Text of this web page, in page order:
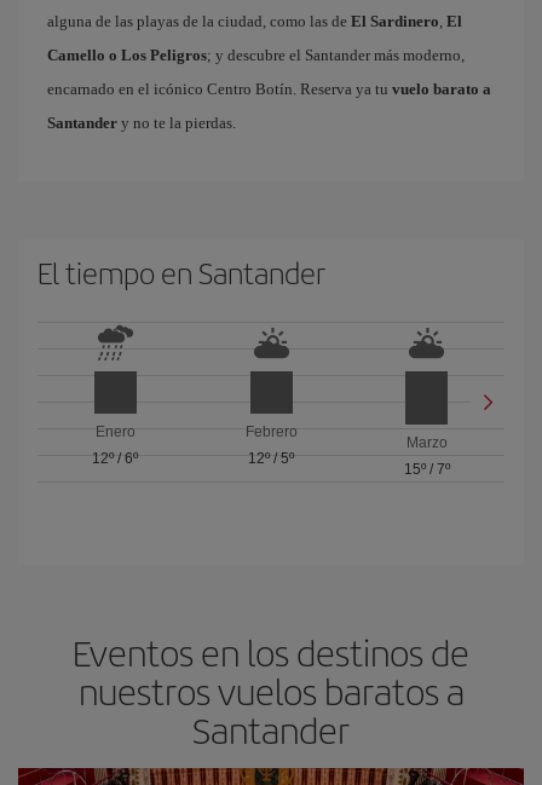
alguna de las playas de la ciudad, como las de El Sardinero, El
Camello o Los Peligros; y descubre el Santander más moderno,
encarnado en el icónico Centro Botín. Reserva ya tu vuelo barato a
Santander y no te la pierdas.
El tiempo en Santander
Enero
12º/6º
Febrero
12º/ 5º
Marzo
15º/ 7º
Eventos en los destinos de
nuestros vuelos baratos a
Santander